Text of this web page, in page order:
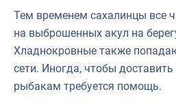
Тем временем сахалинцы все
на выброшенных акул на
Хладнокровные также
сети. Иногда, чтобы
рыбакам требуется помощь.